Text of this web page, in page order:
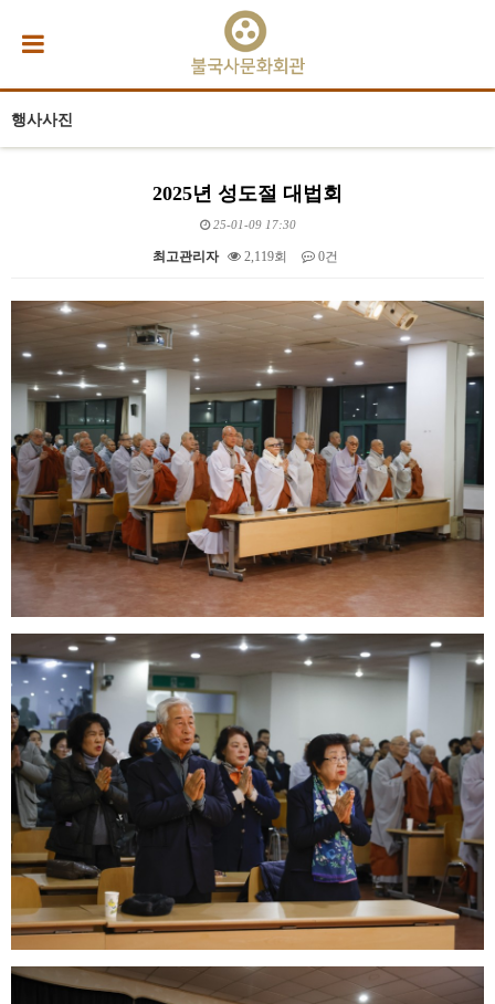
행사사진
2025년 성도절 대법회
25-01-09 17:30
최고관리자 2,119회 0건